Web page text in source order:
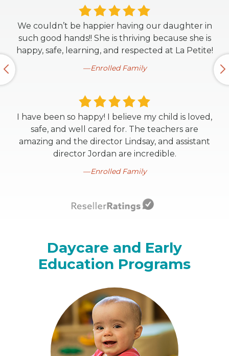
We couldn’t be happier having our daughter in
such good hands!! She is thriving because she is
happy, safe, learning, and respected at La Petite!
Enrolled Family
I have been so happy! I believe my child is loved,
safe, and well cared for. The teachers are
amazing and the director Lindsay, and assistant
director Jordan are incredible.
Enrolled Family
Daycare and Early
Education Programs